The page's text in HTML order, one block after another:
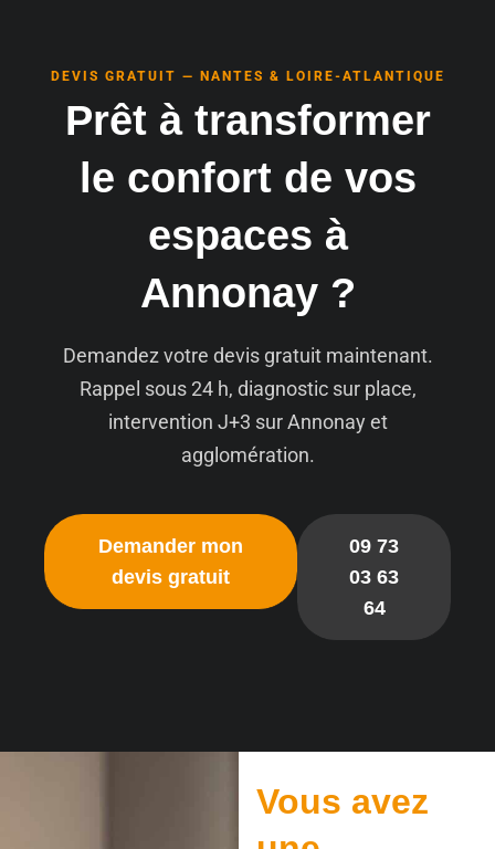
DEVIS GRATUIT — NANTES & LOIRE-ATLANTIQUE
Prêt à transformer
le confort de vos
espaces à
Annonay ?
Demandez votre devis gratuit maintenant.
Rappel sous 24 h, diagnostic sur place,
intervention J+3 sur Annonay et
agglomération.
Demander mon
devis gratuit
09 73
03 63
64
Vous avez